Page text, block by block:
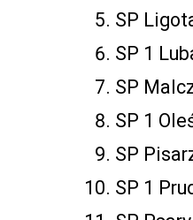
SP
SP 1
SP
SP 1
SP
SP 1